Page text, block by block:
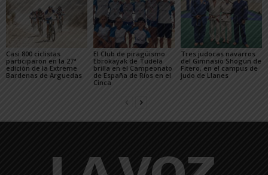
Casi 800 ciclistas
participaron en la 27ª
edición de la Extreme
Bardenas de Arguedas
El Club de piragüismo
Ebrokayak de Tudela
brilla en el Campeonato
de España de Ríos en el
Cinca
Tres judocas navarros
del Gimnasio Shogun de
Fitero, en el campus de
judo de Llanes